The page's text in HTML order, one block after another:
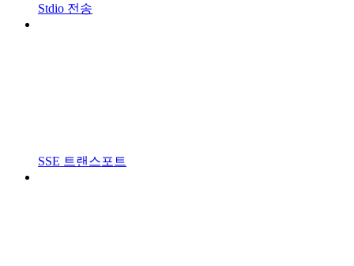
Stdio 전송
SSE 트랜스포트